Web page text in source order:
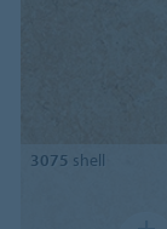
3075 shell